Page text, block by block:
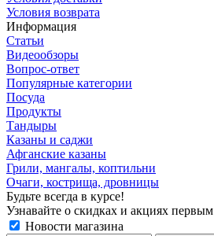
Условия возврата
Информация
Статьи
Видеообзоры
Вопрос-ответ
Популярные категории
Посуда
Продукты
Тандыры
Казаны и саджи
Афганские казаны
Грили, мангалы, коптильни
Очаги, кострища, дровницы
Будьте всегда в курсе!
Узнавайте о скидках и акциях первым
Новости магазина